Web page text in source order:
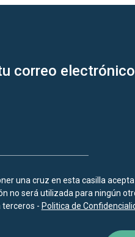
correo electrónico
una cruz en esta casilla
no será utilizada para ningún
terceros - Politica de